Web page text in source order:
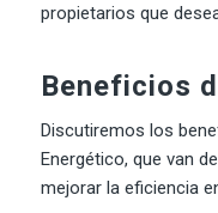
propietarios que
Beneficios
Discutiremos los
Energético, que van
mejorar la eficiencia